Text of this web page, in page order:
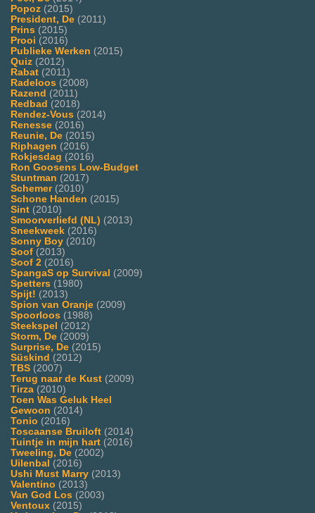
Popoz (2015)
President, De (2011)
Prins (2015)
Prooi (2016)
Publieke Werken (2015)
Quiz (2012)
Rabat (2011)
Radeloos (2008)
Razend (2011)
Redbad (2018)
Rendez-Vous (2014)
Renesse (2016)
Reunie, De (2015)
Riphagen (2016)
Rokjesdag (2016)
Ron Goosens Low-Budget
Stuntman (2017)
Schemer(2010)
Schone Handen (2015)
Sint (2010)
Smoorverliefd (NL) (2013)
Sneekweek (2016)
Sonny Boy (2010)
Soof (2013)
Soof 2 (2016)
SpangaS op Survival (2009)
Spetters (1980)
Spijt! (2013)
Spion van Oranje (2009)
Spoorloos (1988)
Steekspel (2012)
Storm, De (2009)
Surprise, De (2015)
Süskind (2012)
TBS (2007)
Terug naar de Kust (2009)
Tirza (2010)
Toen Was Geluk Heel
Gewoon (2014)
Tonio (2016)
Toscaanse Bruiloft (2014)
Tuintje in mijn hart (2016)
Tweeling, De (2002)
Uilenbal (2016)
Ushi Must Marry (2013)
Valentino (2013)
Van God Los (2003)
Ventoux (2015)